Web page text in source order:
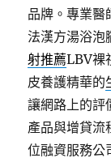
品牌。專業醫
法漢方湯浴泡
射推薦LBV裸
皮養護精華的
讓網路上的評
產品與增貸流
位融資服務公